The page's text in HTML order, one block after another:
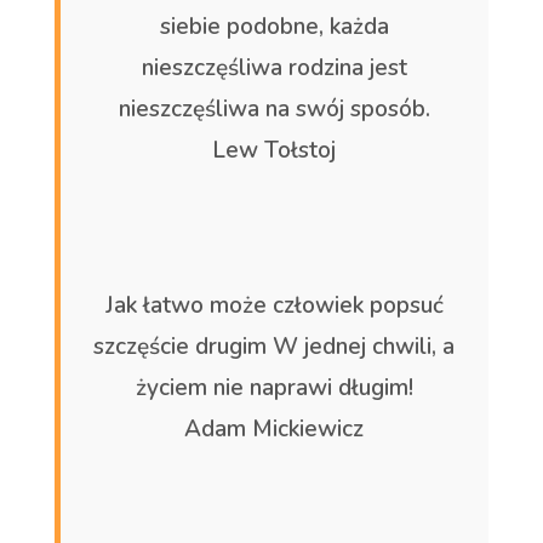
siebie podobne, każda
nieszczęśliwa rodzina jest
nieszczęśliwa na swój sposób.
Lew Tołstoj
Jak łatwo może człowiek popsuć
szczęście drugim W jednej chwili, a
życiem nie naprawi długim!
Adam Mickiewicz